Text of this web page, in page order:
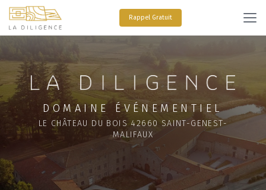
Aller
contenu
Rappel Gratuit
DOMAINE ÉVÉNEMENTIEL
LE CHÂTEAU DU BOIS 42660 SAINT-GENEST-
MALIFAUX